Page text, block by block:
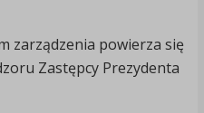
zarządzenia powierza się
Zastępcy Prezydenta